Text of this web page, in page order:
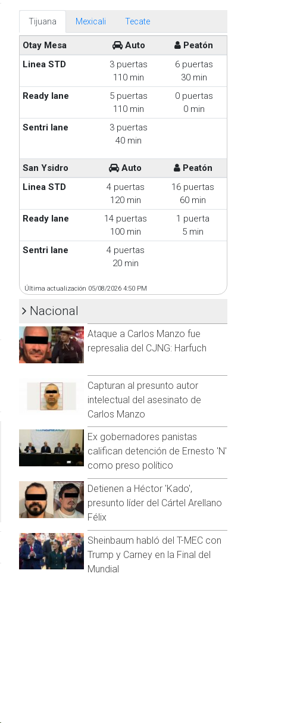
Tijuana Mexicali Tecate
Otay Mesa Auto
Peatón
Linea STD
3 puertas
110 min
6 puertas
30 min
Ready lane
5 puertas
110 min
0 puertas
0 min
Sentri lane
3 puertas
40 min
San Ysidro Auto
Peatón
Linea STD
4 puertas
120 min
16 puertas
60 min
Ready lane
14 puertas
100 min
1 puerta
5 min
Sentri lane
4 puertas
20 min
Última actualización 05/08/2026 4:50 PM
Nacional
Ataque a Carlos Manzo fue
represalia del CJNG: Harfuch
Capturan al presunto autor
intelectual del asesinato de
Carlos Manzo
Ex gobernadores panistas
califican detención de Ernesto 'N'
como preso político
Detienen a Héctor 'Kado',
presunto líder del Cártel Arellano
Félix
Sheinbaum habló del T-MEC con
Trump y Carney en la Final del
Mundial